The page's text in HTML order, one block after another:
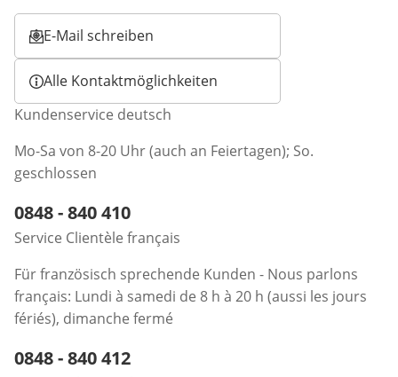
E-Mail schreiben
Öffnet E-Mail-Client
Alle Kontaktmöglichkeiten
Kundenservice deutsch
Mo-Sa von 8-20 Uhr (auch an Feiertagen); So.
geschlossen
Telefonnummer:
0848 - 840 410
Service Clientèle français
Für französisch sprechende Kunden - Nous parlons
français: Lundi à samedi de 8 h à 20 h (aussi les jours
fériés), dimanche fermé
Telefonnummer:
0848 - 840 412